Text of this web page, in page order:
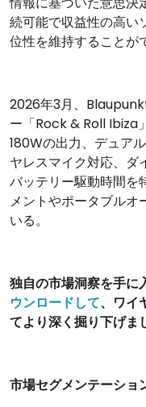
続可能で収益性の高い
位性を維持することが
2026年3月、
ー「Rock & Roll Ibiza
180Wの出力、デュア
ヤレスマイク対応、ダ
バッテリー駆動時間を
メントやポータブルオ
いる。
独自の市場洞察を手
ウンロードして、ワイ
てより深く掘り下げま
市場セグメンテーショ